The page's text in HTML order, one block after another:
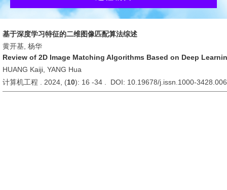
基于深度学习特征的二维图像匹配算法综述
黄开基, 杨华
Review of 2D Image Matching Algorithms Based on Deep
HUANG Kaiji, YANG Hua
计算机工程 . 2024, (10): 16 -34 . DOI: 10.19678/j.issn.1000-